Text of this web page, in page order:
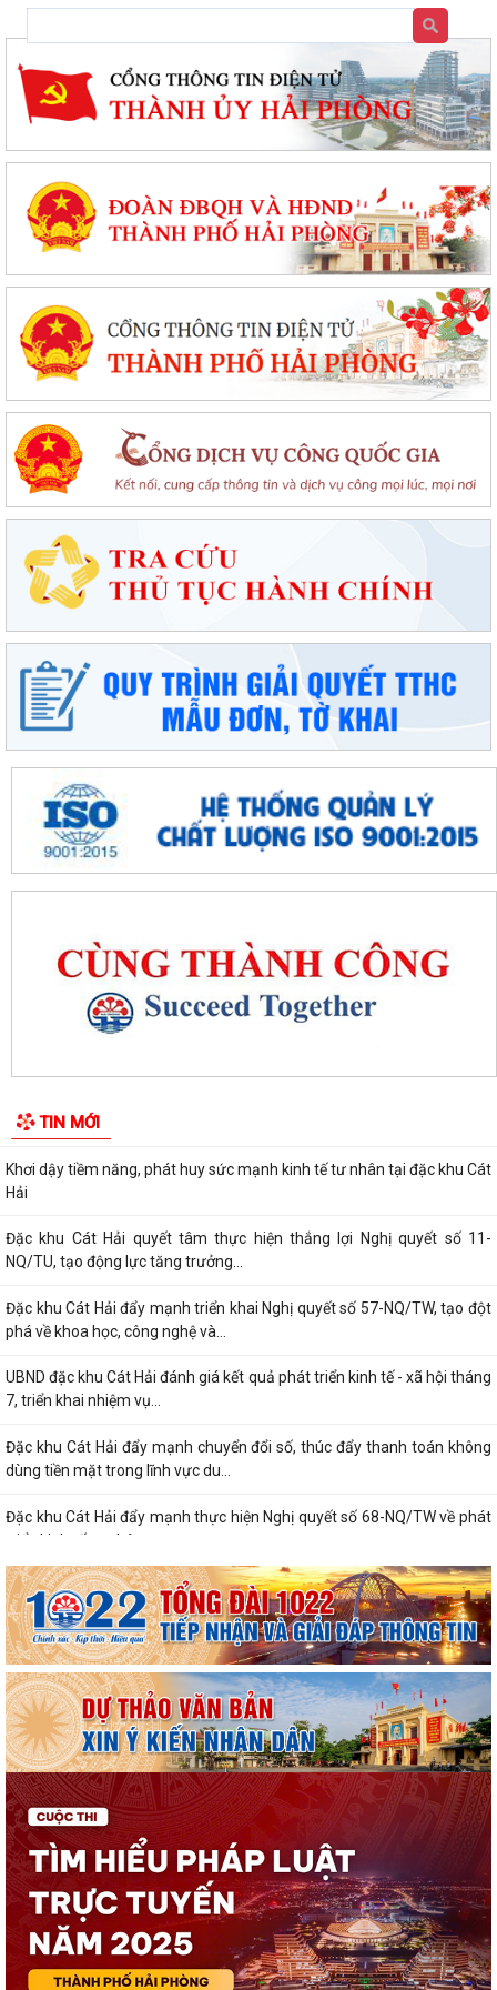
TIN MỚI
Chung kết toàn quốc Hội thi lực lượng tham gia bảo vệ an ninh, trật tự
ở cơ sở giỏi lần thứ I tại...
Đặc khu Cát Hải đẩy mạnh cải cách hành chính, nâng cao chất lượng
Thông báo tuyển sinh trình độ trung cấp, cao đẳng năm 2026 của
Trường Cao đẳng Kỹ thuật Hải Phòng
Tổ đại biểu số 09 HĐND thành phố Hải Phòng tiếp xúc cử tri sau Kỳ họp
dụng điện giai đoạn 2026 - 2035
Khơi dậy tiềm năng, phát huy sức mạnh kinh tế tư nhân tại đặc khu Cát
Hải
Đặc khu Cát Hải quyết tâm thực hiện thắng lợi Nghị quyết số 11-
NQ/TU, tạo động lực tăng trưởng...
Đặc khu Cát Hải đẩy mạnh triển khai Nghị quyết số 57-NQ/TW, tạo đột
phá về khoa học, công nghệ và...
UBND đặc khu Cát Hải đánh giá kết quả phát triển kinh tế - xã hội tháng
7, triển khai nhiệm vụ...
Đặc khu Cát Hải đẩy mạnh chuyển đổi số, thúc đẩy thanh toán không
dùng tiền mặt trong lĩnh vực du...
Đặc khu Cát Hải đẩy mạnh thực hiện Nghị quyết số 68-NQ/TW về phát
triển kinh tế tư nhân
Sinh hoạt chuyên đề gắn với học tập và làm theo Bác, nâng cao chất
lượng hoạt động của Chi bộ Cơ...
Lễ chào cờ tháng 8: Đặc khu Cát Hải tăng tốc thực hiện các nhiệm vụ
trọng tâm năm 2026
Người đứng đầu cấp ủy, chính quyền Đặc khu Cát Hải đối thoại trực tiếp
với Nhân dân
Nâng cao chất lượng hoạt động ủy thác vay vốn chính sách tại đặc khu
Cát Hải
Đặc khu Cát Hải triển khai học tập, quán triệt Nghị quyết Hội nghị Trung
ương 3 khóa XIV
Quy định số 207-QĐ/TW về những điều đảng viên không được làm
Cát Hải triển khai đợt cao điểm "90 ngày tăng tốc - về đích khám sức